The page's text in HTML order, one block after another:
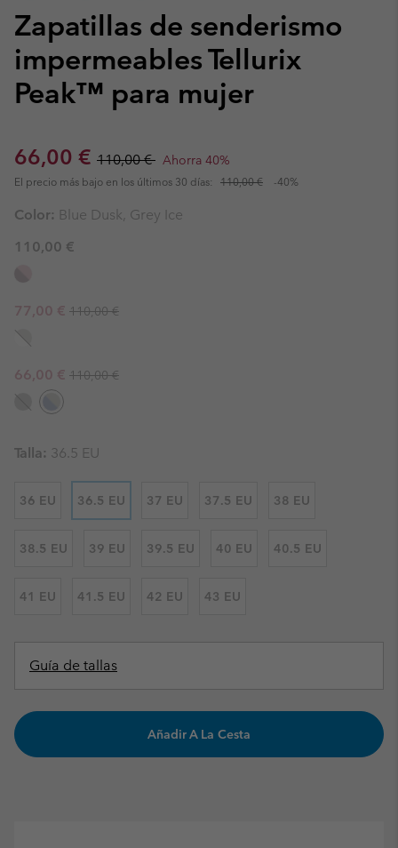
Zapatillas de senderismo
impermeables Tellurix
Peak™ para mujer
Sale price:
66,00 € Regular price:
110,00 € Ahorra 40%
El precio más bajo en los últimos 30 días: 110,00 € -40%
Color: Blue Dusk, Grey Ice
110,00 €
Sale price:
77,00 € Regular price:
110,00 €
Sale price:
66,00 € Regular price:
110,00 €
Talla: 36.5 EU
36 EU 36.5 EU 37 EU 37.5 EU 38 EU
38.5 EU 39 EU 39.5 EU 40 EU 40.5 EU
41 EU 41.5 EU 42 EU 43 EU
Guía de tallas
Añadir A La Cesta